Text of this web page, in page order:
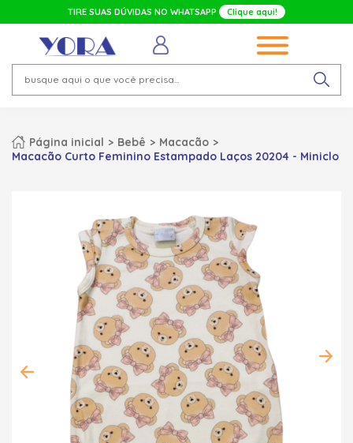
TIRE SUAS DÚVIDAS NO WHATSAPP Clique aqui!
Página inicial Bebê
Macacão
Macacão Curto Feminino Estampado Laços 20204 - Miniclo